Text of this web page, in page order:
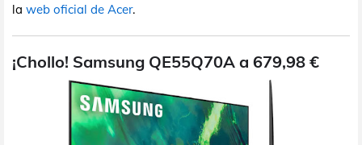
la web oficial de Acer.
¡Chollo! Samsung QE55Q70A a 679,98 €